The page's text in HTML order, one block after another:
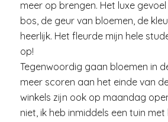
meer op brengen. Het luxe
bos, de geur van bloemen, de
heerlijk. Het fleurde mijn hele
op!
Tegenwoordig gaan bloemen in
meer scoren aan het einde van
winkels zijn ook op maandag
niet, ik heb inmiddels een tuin